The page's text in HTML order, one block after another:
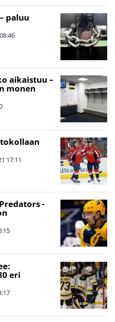
paluu
08:46
aikaistuu –
monen
17:11
-
eri